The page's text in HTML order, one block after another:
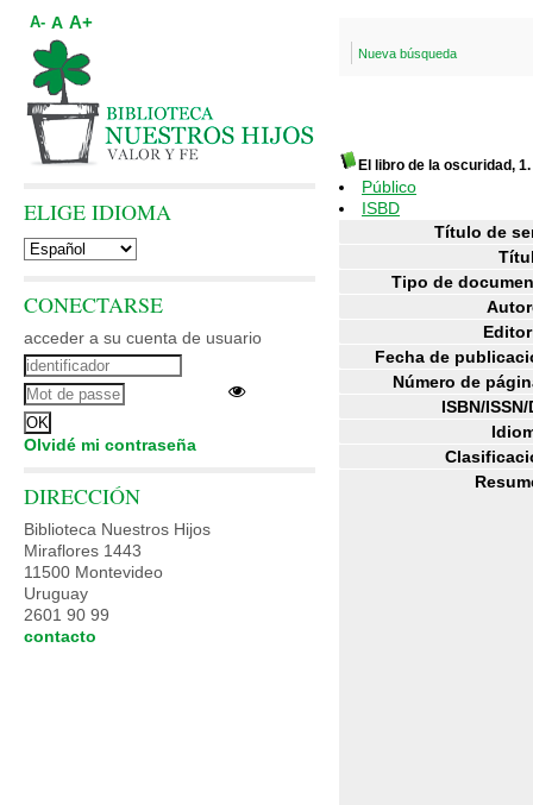
Nueva búsqueda
El libro de la oscuridad,
Público
ISBD
Título de
Tipo de
Fecha de
Número de
ISBN/
A- A A+
ELIGE IDIOMA
CONECTARSE
acceder a su cuenta de usuario
Olvidé mi contraseña
DIRECCIÓN
Biblioteca Nuestros Hijos
Miraflores 1443
11500 Montevideo
Uruguay
2601 90 99
contacto